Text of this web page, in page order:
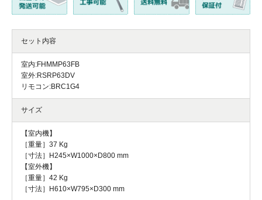
セット内容
室内:FHMMP63FB
室外:RSRP63DV
リモコン:BRC1G4
サイズ
【室内機】
［重量］37 Kg
［寸法］H245×W1000×D800 mm
【室外機】
［重量］42 Kg
［寸法］H610×W795×D300 mm